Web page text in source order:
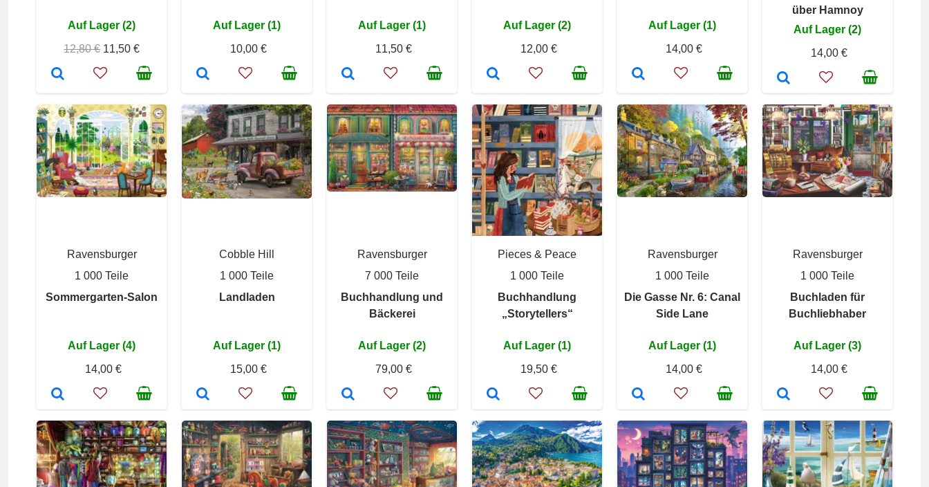
Auf Lager (2)
12,80 € 11,50 €
Auf Lager (1)
10,00 €
Auf Lager (1)
11,50 €
Auf Lager (2)
12,00 €
Auf Lager (1)
14,00 €
über Hamnoy
Auf Lager (2)
14,00 €
Ravensburger
1 000 Teile
Sommergarten-Salon
Auf Lager (4)
14,00 €
Cobble Hill
1 000 Teile
Landladen
Auf Lager (1)
15,00 €
Ravensburger
7 000 Teile
Buchhandlung und
Bäckerei
Auf Lager (2)
79,00 €
Pieces & Peace
1 000 Teile
Buchhandlung
„Storytellers“
Auf Lager (1)
19,50 €
Ravensburger
1 000 Teile
Die Gasse Nr. 6: Canal
Side Lane
Auf Lager (1)
14,00 €
Ravensburger
1 000 Teile
Buchladen für
Buchliebhaber
Auf Lager (3)
14,00 €